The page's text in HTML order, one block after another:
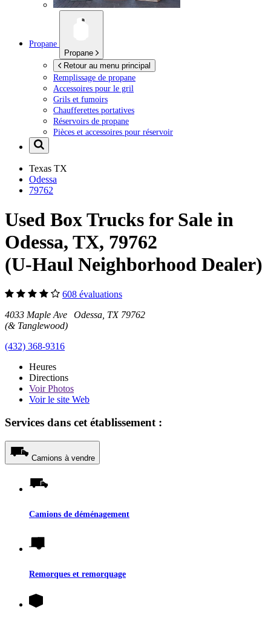
Propane
Propane
Retour au menu principal
Remplissage de propane
Accessoires pour le gril
Grils et fumoirs
Chaufferettes portatives
Réservoirs de propane
Pièces et accessoires pour réservoir
Texas TX
Odessa
79762
Used Box Trucks for Sale in
Odessa, TX, 79762
(U-Haul Neighborhood Dealer)
608 évaluations
4033 Maple Ave Odessa, TX 79762
(& Tanglewood)
(432) 368-9316
Heures
Directions
VoirPhotos
Voir le site Web
Services dans cet établissement :
Camions à vendre
Camions de déménagement
Remorques et remorquage